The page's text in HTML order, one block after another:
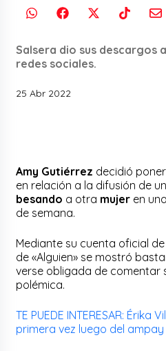
Salsera dio sus descargos
redes sociales.
25 Abr 2022
Amy Gutiérrez decidió
en relación a la difusión de
besando a otra mujer en
de semana.
Mediante su cuenta oficial
de «Alguien» se mostró
verse obligada de comentar
polémica.
TE PUEDE INTERESAR: Érika
primera vez luego del ampay